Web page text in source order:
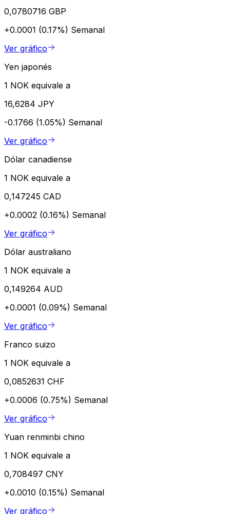
0,0780716 GBP
+0.0001 (0.17%) Semanal
Ver gráfico
Yen japonés
1 NOK equivale a
16,6284 JPY
-0.1766 (1.05%) Semanal
Ver gráfico
Dólar canadiense
1 NOK equivale a
0,147245 CAD
+0.0002 (0.16%) Semanal
Ver gráfico
Dólar australiano
1 NOK equivale a
0,149264 AUD
+0.0001 (0.09%) Semanal
Ver gráfico
Franco suizo
1 NOK equivale a
0,0852631 CHF
+0.0006 (0.75%) Semanal
Ver gráfico
Yuan renminbi chino
1 NOK equivale a
0,708497 CNY
+0.0010 (0.15%) Semanal
Ver gráfico